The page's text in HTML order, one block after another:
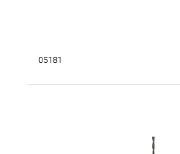
05181